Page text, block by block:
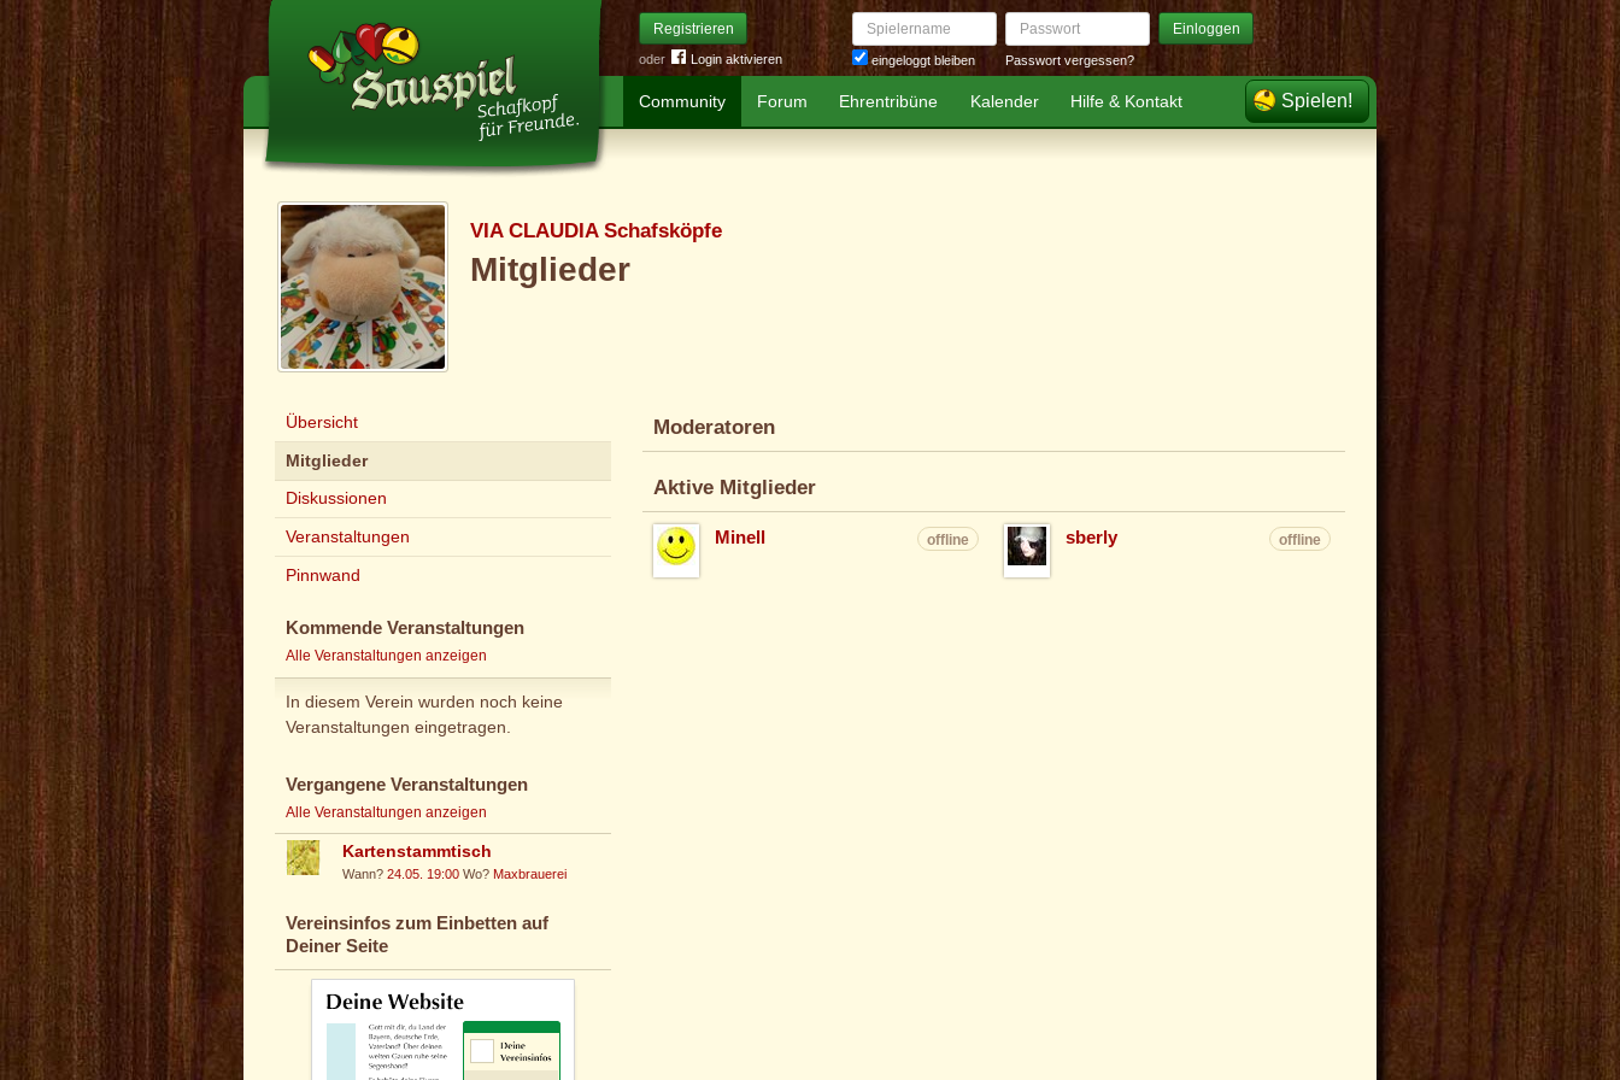
Registrieren
oder Login aktivieren
Spielername
eingeloggt bleiben
Passwort Einloggen
Passwort vergessen?
Community Forum Ehrentribüne Kalender Hilfe & Kontakt Spielen!
VIA CLAUDIA Schafsköpfe
Mitglieder
Übersicht
Mitglieder
Diskussionen
Veranstaltungen
Pinnwand
Kommende Veranstaltungen
Alle Veranstaltungen anzeigen
In diesem Verein wurden noch keine
Veranstaltungen eingetragen.
Vergangene Veranstaltungen
Alle Veranstaltungen anzeigen
Kartenstammtisch
Wann?24.05. 19:00 Wo? Maxbrauerei
Vereinsinfos zum Einbetten auf
Deiner Seite
Moderatoren
Aktive Mitglieder
Minell offline sberly offline